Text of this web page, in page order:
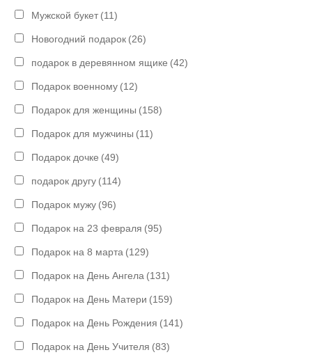
Мужской букет (11)
Новогодний подарок (26)
подарок в деревянном ящике (42)
Подарок военному (12)
Подарок для женщины (158)
Подарок для мужчины (11)
Подарок дочке (49)
подарок другу (114)
Подарок мужу (96)
Подарок на 23 февраля (95)
Подарок на 8 марта (129)
Подарок на День Ангела (131)
Подарок на День Матери (159)
Подарок на День Рождения (141)
Подарок на День Учителя (83)